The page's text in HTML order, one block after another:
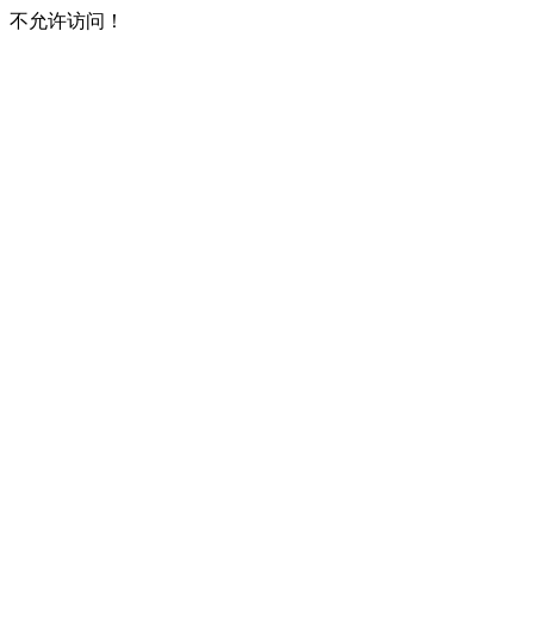
不允许访问！